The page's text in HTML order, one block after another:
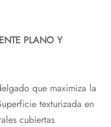
PLANO Y
que maximiza la
texturizada en
cubiertas